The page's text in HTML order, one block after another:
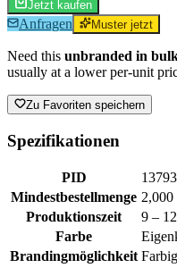
Jetzt kaufen
Anfragen Muster jetzt
Need this unbranded in
usually at a lower per-unit
Zu Favoriten speichern
Spezifikationen
PID
13793
Mindestbestellmenge 2,000
Produktionszeit
9 –
Farbe
Brandingmöglichkeit